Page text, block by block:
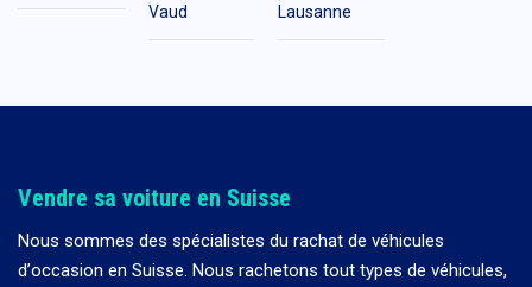
Vaud
Lausanne
Vendre sa voiture en Suisse
Nous sommes des spécialistes du rachat de véhicules
d’occasion en Suisse. Nous rachetons tout types de véhicules,